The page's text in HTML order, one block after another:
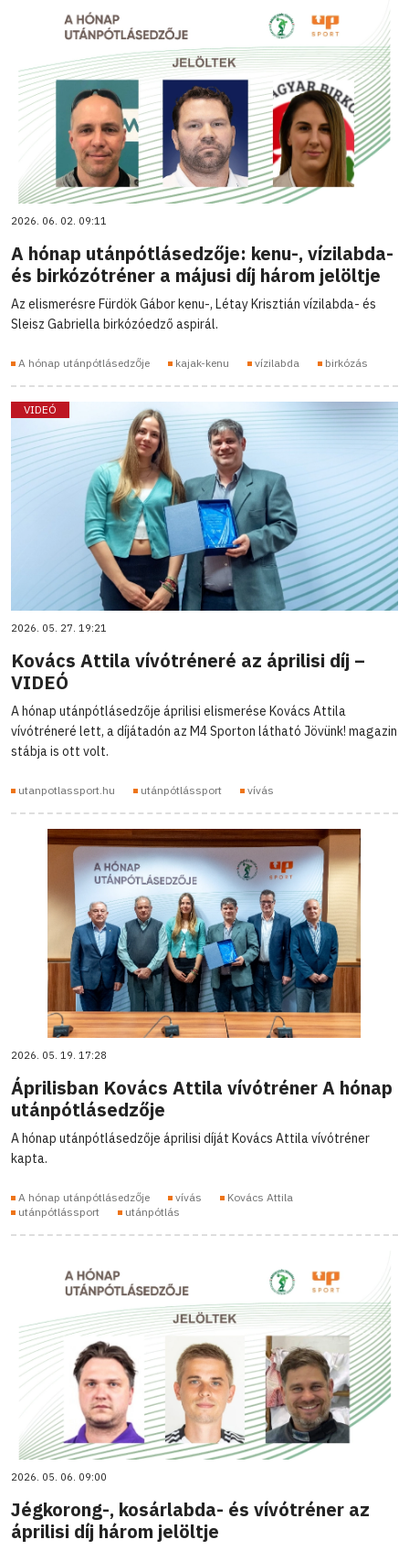
2026. 06. 02. 09:11
A hónap utánpótlásedzője: kenu-, vízilabda-
és birkózótréner a májusi díj három jelöltje
Az elismerésre Fürdök Gábor kenu-, Létay Krisztián vízilabda- és
Sleisz Gabriella birkózóedző aspirál.
A hónap utánpótlásedzője kajak-kenu vízilabda birkózás
VIDEÓ
2026. 05. 27. 19:21
Kovács Attila vívótréneré az áprilisi díj –
VIDEÓ
A hónap utánpótlásedzője áprilisi elismerése Kovács Attila
vívótréneré lett, a díjátadón az M4 Sporton látható Jövünk! magazin
stábja is ott volt.
utanpotlassport.hu utánpótlássport vívás
2026. 05. 19. 17:28
Áprilisban Kovács Attila vívótréner A hónap
utánpótlásedzője
A hónap utánpótlásedzője áprilisi díját Kovács Attila vívótréner
kapta.
A hónap utánpótlásedzője vívás
Kovács Attila
utánpótlássport
utánpótlás
2026. 05. 06. 09:00
Jégkorong-, kosárlabda- és vívótréner az
áprilisi díj három jelöltje